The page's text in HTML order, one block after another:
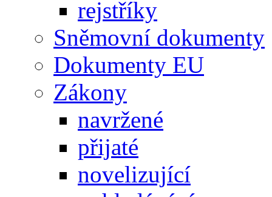
rejstříky
Sněmovní dokumenty
Dokumenty EU
Zákony
navržené
přijaté
novelizující